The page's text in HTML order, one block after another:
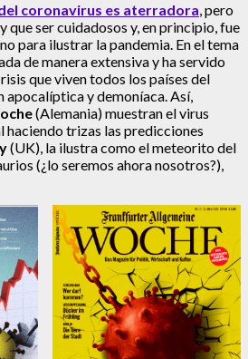
coronavirus es aterradora, pero
que ser cuidadosos y, en principio, fue
para ilustrar la pandemia. En el tema
de manera extensiva y ha servido
que viven todos los países del
apocalíptica y demoníaca. Así,
(Alemania) muestran el virus
haciendo trizas las predicciones
(UK), la ilustra como el meteorito del
(¿lo seremos ahora nosotros?),